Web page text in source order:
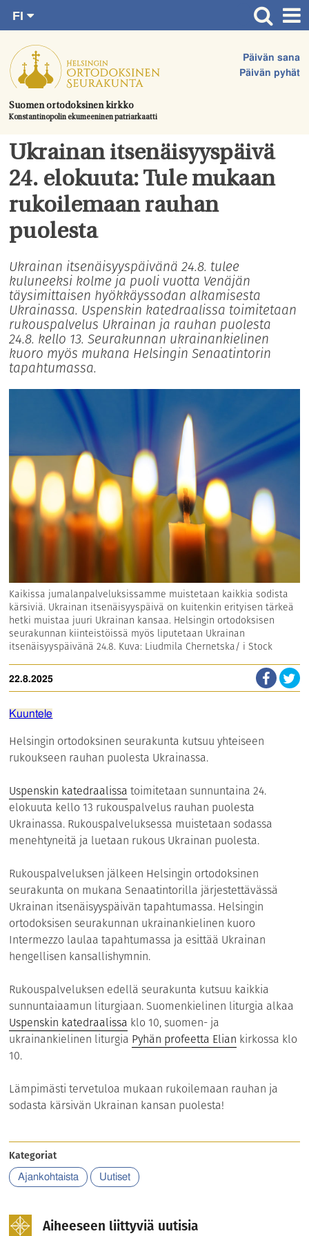
suoraan
sisältöön.
Suomen ortodoksinen kirkko
Konstantinopolin ekumeeninen patriarkaatti
Päivän sana
Päivän pyhät
FI
SV
EN
UA
Etusivu
Ajankohtaista
Juhlat & toimitukset
Kirkot
Apua & tukea
Tule mukaan
Hautausmaa
Ukrainan itsenäisyyspäivä
24. elokuuta: Tule mukaan
rukoilemaan rauhan
puolesta
Ukrainan itsenäisyyspäivänä 24.8. tulee
kuluneeksi kolme ja puoli vuotta Venäjän
täysimittaisen hyökkäyssodan alkamisesta
Ukrainassa. Uspenskin katedraalissa toimitetaan
rukouspalvelus Ukrainan ja rauhan puolesta
24.8. kello 13. Seurakunnan ukrainankielinen
kuoro myös mukana Helsingin Senaatintorin
tapahtumassa.
Kaikissa jumalanpalveluksissamme muistetaan kaikkia sodista
kärsiviä. Ukrainan itsenäisyyspäivä on kuitenkin erityisen tärkeä
hetki muistaa juuri Ukrainan kansaa. Helsingin ortodoksisen
seurakunnan kiinteistöissä myös liputetaan Ukrainan
itsenäisyyspäivänä 24.8. Kuva: Liudmila Chernetska/ i Stock
22.8.2025
Kuuntele
Helsingin ortodoksinen seurakunta kutsuu yhteiseen
rukoukseen rauhan puolesta Ukrainassa.
Uspenskin katedraalissa toimitetaan sunnuntaina 24.
elokuuta kello 13 rukouspalvelus rauhan puolesta
Ukrainassa. Rukouspalveluksessa muistetaan sodassa
menehtyneitä ja luetaan rukous Ukrainan puolesta.
Rukouspalveluksen jälkeen Helsingin ortodoksinen
seurakunta on mukana Senaatintorilla järjestettävässä
Ukrainan itsenäisyyspäivän tapahtumassa. Helsingin
ortodoksisen seurakunnan ukrainankielinen kuoro
Intermezzo laulaa tapahtumassa ja esittää Ukrainan
hengellisen kansallishymnin.
Rukouspalveluksen edellä seurakunta kutsuu kaikkia
sunnuntaiaamun liturgiaan. Suomenkielinen liturgia alkaa
Uspenskin katedraalissa klo 10, suomen- ja
ukrainankielinen liturgia Pyhän profeetta Elian kirkossa klo
10.
Lämpimästi tervetuloa mukaan rukoilemaan rauhan ja
sodasta kärsivän Ukrainan kansan puolesta!
Kategoriat
Ajankohtaista Uutiset
Aiheeseen liittyviä uutisia